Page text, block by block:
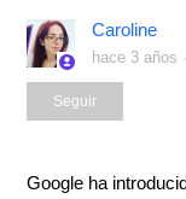
Caroline
hace 3 años
Seguir
Google ha